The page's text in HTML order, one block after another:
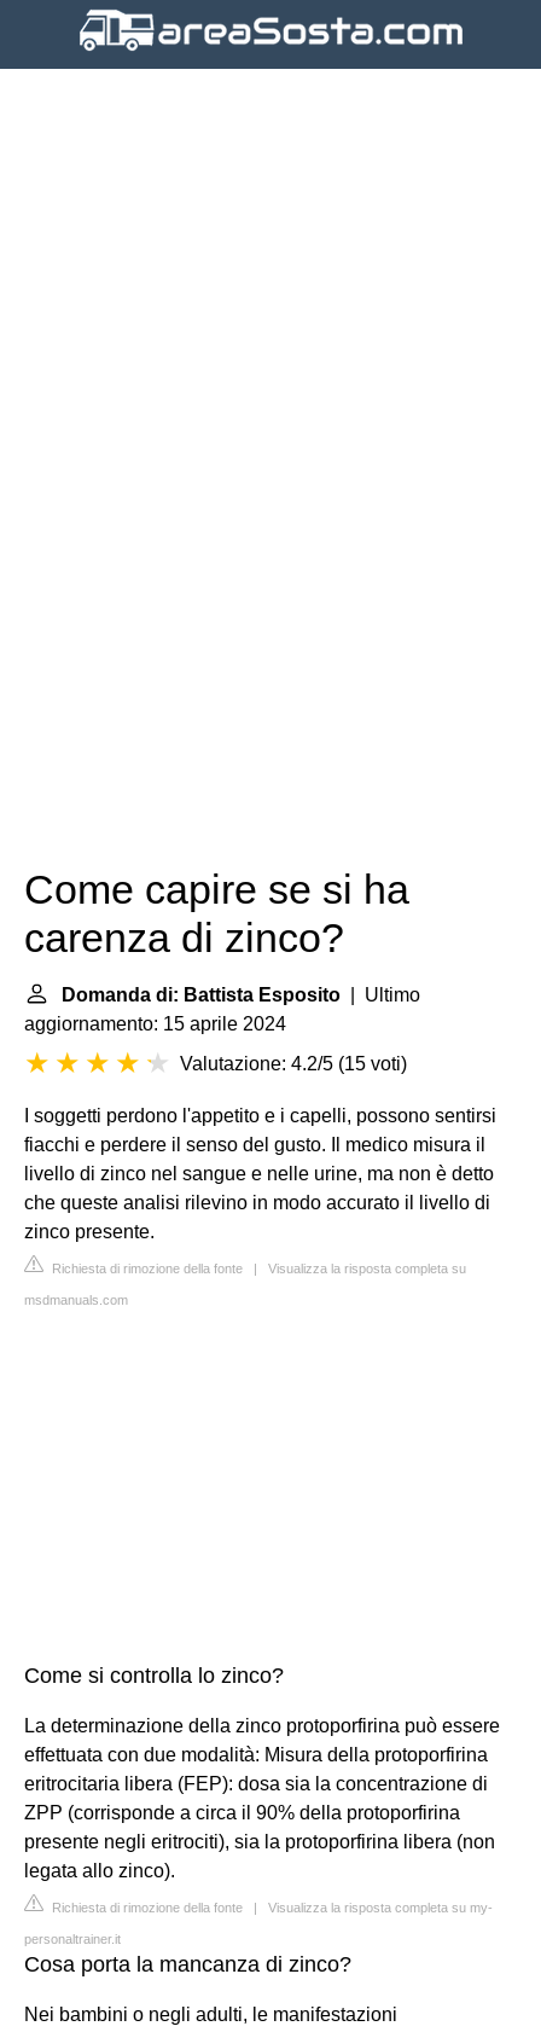
Come capire se si ha
carenza di zinco?
Domanda di: Battista Esposito | Ultimo
aggiornamento: 15 aprile 2024
Valutazione: 4.2/5 (15 voti)
I soggetti perdono l'appetito e i capelli, possono sentirsi
fiacchi e perdere il senso del gusto. Il medico misura il
livello di zinco nel sangue e nelle urine, ma non è detto
che queste analisi rilevino in modo accurato il livello di
zinco presente.
Richiesta di rimozione della fonte | Visualizza la risposta completa su
msdmanuals.com
Come si controlla lo zinco?
La determinazione della zinco protoporfirina può essere
effettuata con due modalità: Misura della protoporfirina
eritrocitaria libera (FEP): dosa sia la concentrazione di
ZPP (corrisponde a circa il 90% della protoporfirina
presente negli eritrociti), sia la protoporfirina libera (non
legata allo zinco).
Richiesta di rimozione della fonte | Visualizza la risposta completa su my-
personaltrainer.it
Cosa porta la mancanza di zinco?
Nei bambini o negli adulti, le manifestazioni